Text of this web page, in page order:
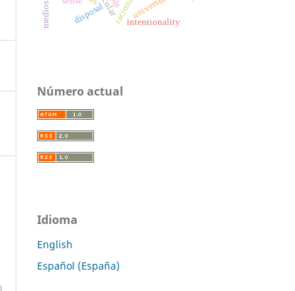
disposal intentionality
Número actual
Idioma
English
Español (España)